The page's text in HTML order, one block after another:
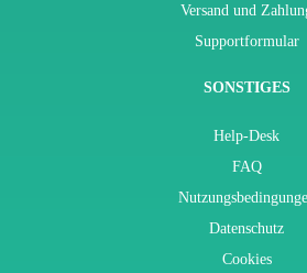
Versand und
Supportformular
SONSTIGES
Help-Desk
FAQ
Datenschutz
Cookies